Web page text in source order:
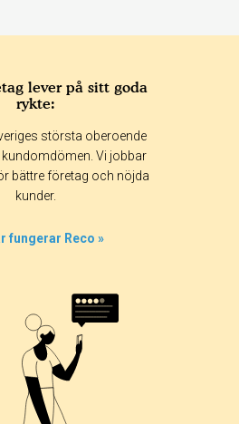
90 dagar
30 dagar
lever på sitt goda
rykte:
största oberoende
Vi jobbar
bättre företag och nöjda
kunder.
fungerar Reco »